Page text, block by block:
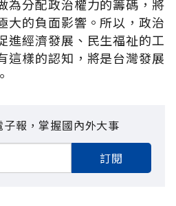
為分配政治權力的籌碼，將
大的負面影響。所以，政治
進經濟發展、民生福祉的工
這樣的認知，將是台灣發展
報，掌握國內外大事
訂閱